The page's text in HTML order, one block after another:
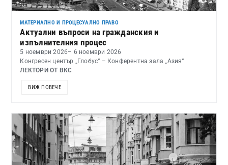
МАТЕРИАЛНО И ПРОЦЕСУАЛНО ПРАВО
Актуални въпроси на гражданския и
изпълнителния процес
5 ноември 2026– 6 ноември 2026
Конгресен център „Глобус“ – Конферентна зала „Азия“
ЛЕКТОРИ ОТ ВКС
ВИЖ ПОВЕЧЕ